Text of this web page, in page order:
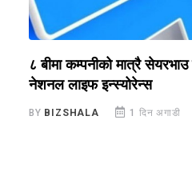
८ बीमा कम्पनीको मात्रै
नेशनल लाइफ इन्स्योरेन्स
BY BIZSHALA 1 दिन अगाडी